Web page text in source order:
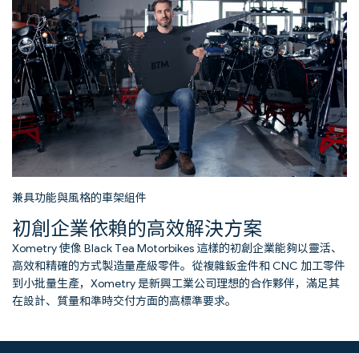
兼具功能與風格的車架組件
初創企業依賴的高效解決方案
Xometry 使像 Black Tea Motorbikes 這樣的初創企業能夠以靈活、
高效和精確的方式製造量產級零件。從複雜鈑金件和 CNC 加工零件
到小批量生產，Xometry 是新興工業公司理想的合作夥伴，滿足其
在設計、質量和準時交付方面的高標準要求。